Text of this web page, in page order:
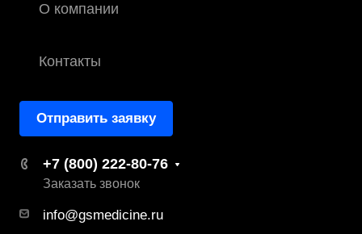
О компании
Контакты
Отправить заявку
+7 (800) 222-80-76
Заказать звонок
info@gsmedicine.ru